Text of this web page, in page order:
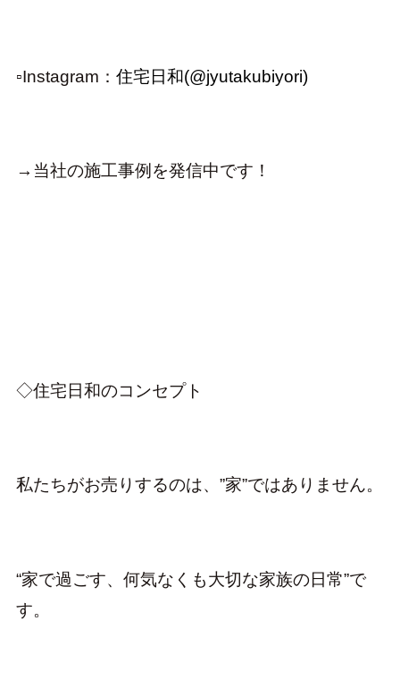
▫Instagram： 住宅日和(@jyutakubiyori)
→当社の施工事例を発信中です！
◇住宅日和のコンセプト
私たちがお売りするのは、”家”ではありません。
“家で過ごす、何気なくも大切な家族の日常”で
す。